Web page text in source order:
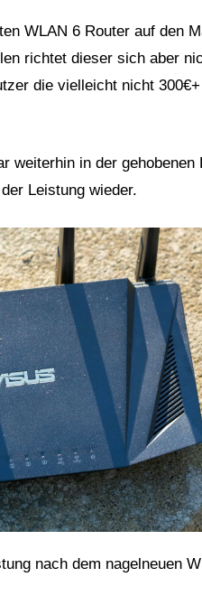
WLAN 6 Router auf den
richtet dieser sich aber
die vielleicht nicht
weiterhin in der gehobenen
Leistung wieder.
nach dem nagelneuen